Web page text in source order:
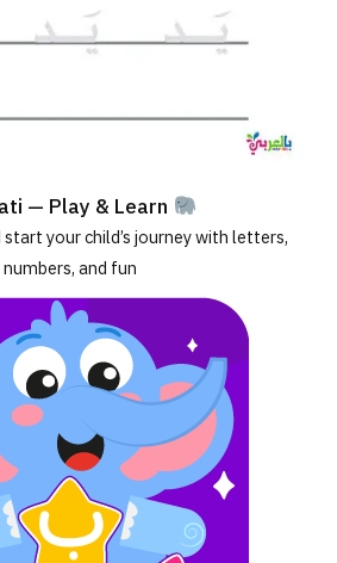
— Play & Learn
your child’s journey with letters,
numbers, and fun